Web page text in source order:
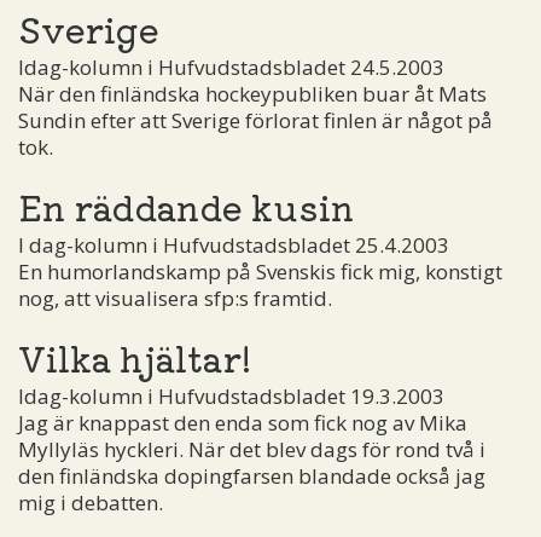
Sverige
Idag-kolumn i Hufvudstadsbladet 24.5.2003
När den finländska hockeypubliken buar åt Mats
Sundin efter att Sverige förlorat finlen är något på
tok.
En räddande kusin
I dag-kolumn i Hufvudstadsbladet 25.4.2003
En humorlandskamp på Svenskis fick mig, konstigt
nog, att visualisera sfp:s framtid.
Vilka hjältar!
Idag-kolumn i Hufvudstadsbladet 19.3.2003
Jag är knappast den enda som fick nog av Mika
Myllyläs hyckleri. När det blev dags för rond två i
den finländska dopingfarsen blandade också jag
mig i debatten.